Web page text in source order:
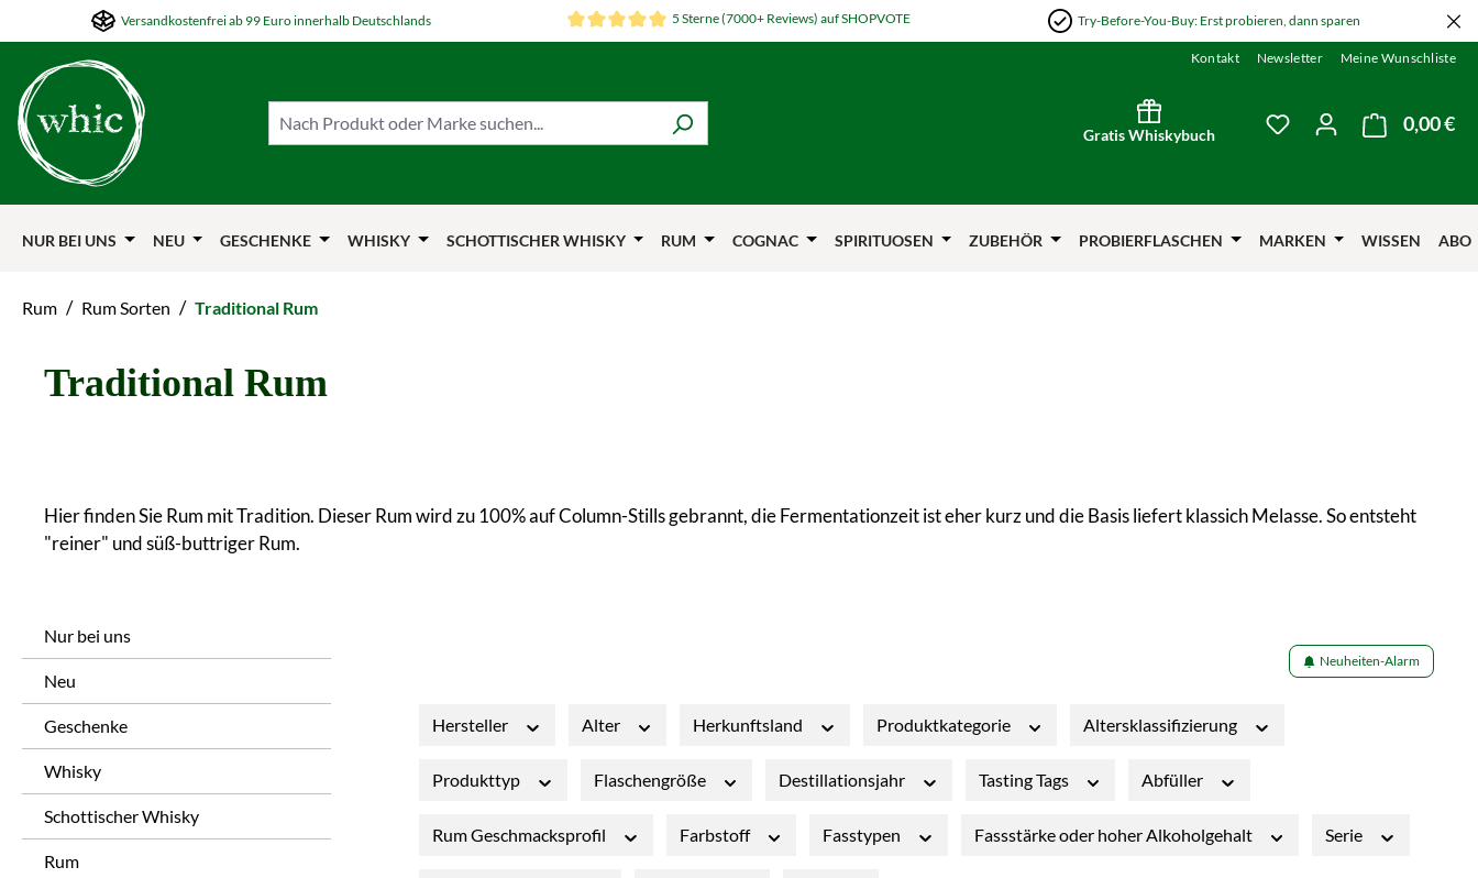
Hauptinhalt springen
Zur Suche springen
Zur Hauptnavigation springen
Versandkostenfrei ab 99 Euro innerhalb Deutschlands 5 Sterne (7000+ Reviews) auf SHOPVOTE Try-Before-You-Buy: Erst probieren, dann sparen
Kontakt Newsletter Meine Wunschliste
Gratis Whiskybuch
Du hast 0 Produkte
0,00 €
NUR BEI UNS NEU GESCHENKE WHISKY SCHOTTISCHER WHISKY RUM COGNAC SPIRITUOSEN ZUBEHÖR PROBIERFLASCHEN MARKEN WISSEN ABO
Rum / Rum Sorten / Traditional Rum
Traditional Rum
Hier finden Sie Rum mit Tradition. Dieser Rum wird zu 100% auf Column-Stills gebrannt, die Fermentationzeit ist eher kurz und die Basis liefert klassich Melasse. So entsteht
"reiner" und süß-buttriger Rum.
Nur bei uns
Neu
Geschenke
Whisky
Schottischer Whisky
Rum
Neuheiten-Alarm
Hersteller Alter Herkunftsland Produktkategorie Altersklassifizierung
Produkttyp Flaschengröße Destillationsjahr Tasting Tags Abfüller
Rum Geschmacksprofil Farbstoff Fasstypen Fassstärke oder hoher Alkoholgehalt Serie